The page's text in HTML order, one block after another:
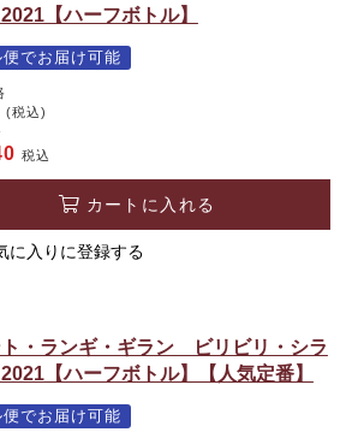
【ハーフボトル】
便でお届け可能
(税込)
税込
カートに入れる
に入りに登録する
・ランギ・ギラン ビリビリ・シラ
【ハーフボトル】【人気定番】
便でお届け可能